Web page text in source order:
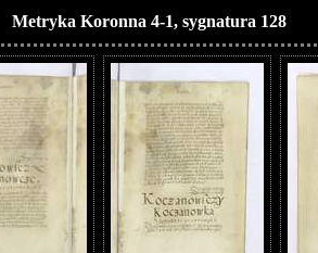
Metryka Koronna 4-1, sygnatura 128